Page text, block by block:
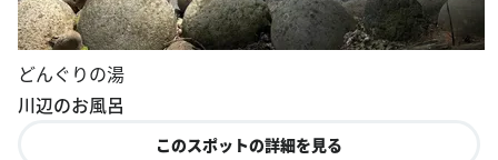
どんぐりの湯
川辺のお風呂
このスポットの詳細を見る